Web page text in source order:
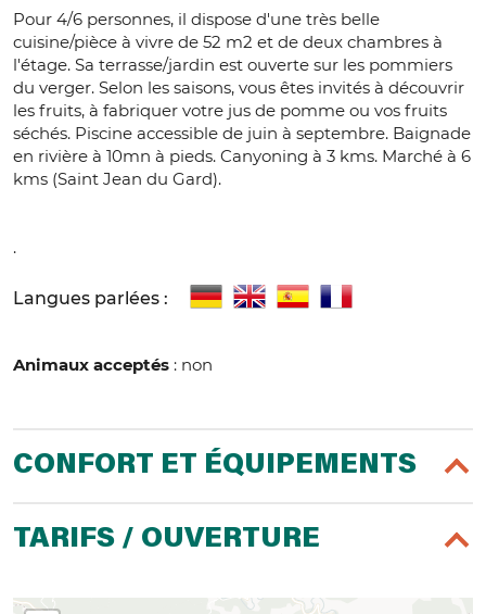
Pour 4/6 personnes, il dispose d'une très belle
cuisine/pièce à vivre de 52 m2 et de deux chambres à
l'étage. Sa terrasse/jardin est ouverte sur les pommiers
du verger. Selon les saisons, vous êtes invités à découvrir
les fruits, à fabriquer votre jus de pomme ou vos fruits
séchés. Piscine accessible de juin à septembre. Baignade
en rivière à 10mn à pieds. Canyoning à 3 kms. Marché à 6
kms (Saint Jean du Gard).
.
Langues parlées :
Animaux acceptés : non
CONFORT ET ÉQUIPEMENTS
TARIFS / OUVERTURE